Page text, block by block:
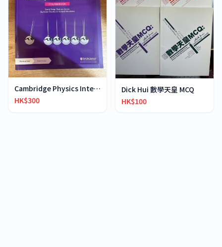
Cambridge Physics International AS & A-Level
HK$300
Dick Hui 數學天皇 MCQ
HK$100